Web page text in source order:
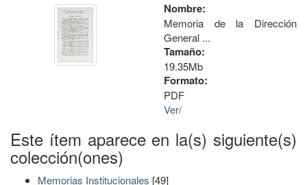
Nombre:
Memoria de la Dirección
General ...
Tamaño:
19.35Mb
Formato:
PDF
Ver/
Este ítem aparece en la(s) siguiente(s)
colección(ones)
Memorias Institucionales [49]